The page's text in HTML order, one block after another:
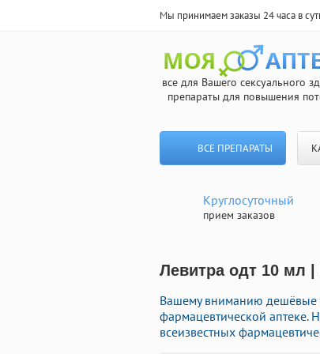
Мы принимаем заказы 24 часа в
все для Вашего сексуального
препараты для повышения
ВСЕ ПРЕПАРАТЫ
Круглосуточный
прием заказов
Левитра одт 10 мл
Вашему вниманию дешёвые
фармацевтической аптеке.
всеизвестных